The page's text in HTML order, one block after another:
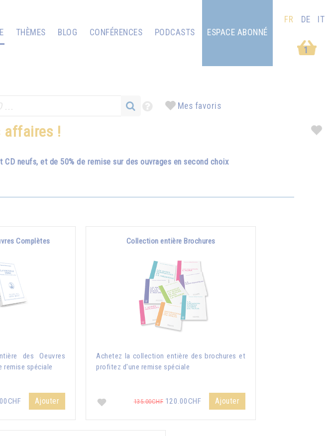
THÈMES BLOG CONFÉRENCES
PODCASTS
1
ESPACE ABONNÉ
FR DE IT
Mes favoris
affaires !
neufs, et de 50% de remise sur des ouvrages en second choix
Complètes
des Oeuvres
spéciale
Ajouter
Collection entière Brochures
Achetez la collection entière des brochures et
profitez d'une remise spéciale
135.00CHF 120.00CHF Ajouter